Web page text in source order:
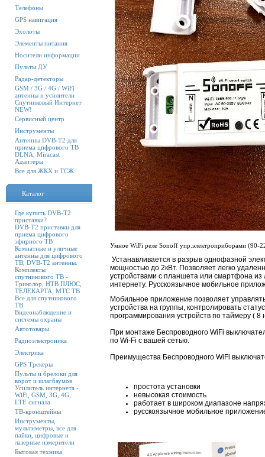
Телефоны
GPS навигация
Эхолоты
Элементы питания
Носители информации
Пульты ДУ
Радар-детекторы
GSM / 3G / 4G / WiFi
антенны и усилители
Спутниковый Интернет
NEW!
Сервисный центр
Инструменты
Антенны DVB-T2 для
приема цифрового ТВ
DLNA, Miracast
Адаптеры
Все для ЖКХ и ТСЖ
Каталог
Где купить DVB-T2
приставки?
DVB-T2 приставки для
приема цифрового
эфирного ТВ
Комнатные и уличные
антенны для цифрового
ТВ, DVB-T2 антенны.
Комплекты
спутникового ТВ -
Триколор, НТВ ПЛЮС,
ТЕЛЕКАРТА, МТС ТВ
Все для спутникового
ТВ.
Видеонаблюдение и
системы охраны
Автотовары
Радиоэлектроника
Электрика
GPS Трекеры
Пульты и брелоки для
ворот и шлагбаумов
Усилитель интернета -
WiFi, GSM, 3G, 4G,
LTE сигнала
ТВ-кронштейны
Инструменты,
мультиметры, все для
пайки, цифровые и
лазерные измерители
Бытовая техника
Умное WiFi реле Sonoff упр.электроприборами
Устанавливается в разрыв однофазной
мощностью до 2кВт. Позволяет легко
устройствами с планшета или смартфона из
интернету. Русскоязычное мобильное
Мобильное приложение позволяет
устройства на группы, контролировать
программирования устройств по таймеру (
При монтаже Беспроводного WiFi
по Wi-Fi с вашей сетью.
Преимущества Беспроводного WiFi
простота установки
невысокая стоимость
работает в широком диапазоне
русскоязычное мобильное